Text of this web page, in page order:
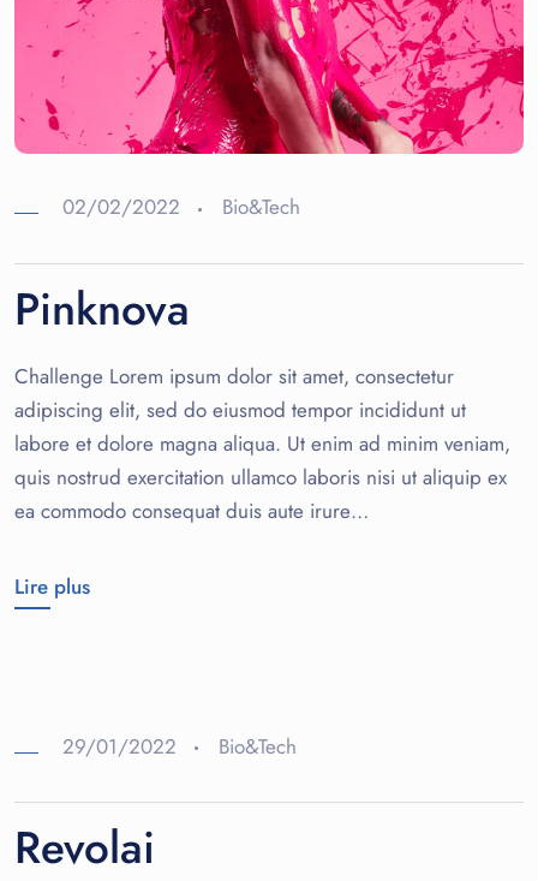
02/02/2022 Bio&Tech
Pinknova
Challenge Lorem ipsum dolor sit amet, consectetur
adipiscing elit, sed do eiusmod tempor incididunt ut
labore et dolore magna aliqua. Ut enim ad minim veniam,
quis nostrud exercitation ullamco laboris nisi ut aliquip ex
ea commodo consequat duis aute irure…
Lire plus
29/01/2022 Bio&Tech
Revolai